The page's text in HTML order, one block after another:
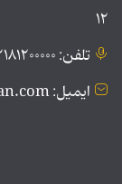
۱۲
تلفن: ۰۲۱۸۱۲۰۰۰۰۰
ایمیل: public@tebyan.com